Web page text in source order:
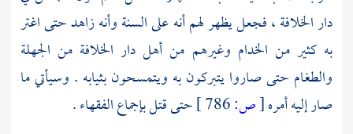
دار الخلافة ، فجعل يظهر لهم أنه على السنة وأنه زاهد حتى اغتر
به كثير من الخدام وغيرهم من أهل دار الخلافة من الجهلة
والطغام حتى صاروا يتبركون به ويتمسحون بثيابه . وسيأتي ما
صار إليه أمره[ص:
حتى قتل بإجماع الفقهاء .